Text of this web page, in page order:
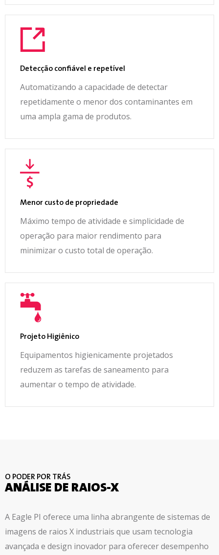
Detecção confiável e repetível
Automatizando a capacidade de detectar
repetidamente o menor dos contaminantes em
uma ampla gama de produtos.
Menor custo de propriedade
Máximo tempo de atividade e simplicidade de
operação para maior rendimento para
minimizar o custo total de operação.
Projeto Higiênico
Equipamentos higienicamente projetados
reduzem as tarefas de saneamento para
aumentar o tempo de atividade.
O PODER POR TRÁS
ANÁLISE DE RAIOS-X
A Eagle PI oferece uma linha abrangente de sistemas de
imagens de raios X industriais que usam tecnologia
avançada e design inovador para oferecer desempenho